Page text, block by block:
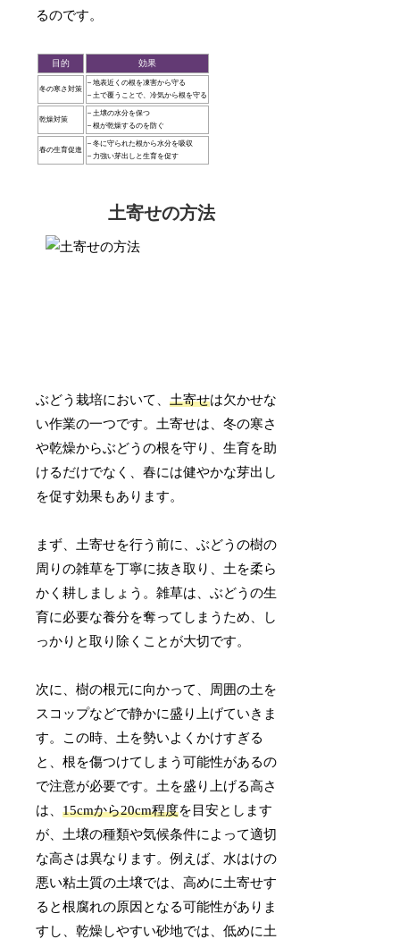
るのです。
目的 効果
冬の寒さ対策
– 地表近くの根を凍害から守る
– 土で覆うことで、冷気から根を守る
乾燥対策
– 土壌の水分を保つ
– 根が乾燥するのを防ぐ
春の生育促進
– 冬に守られた根から水分を吸収
– 力強い芽出しと生育を促す
土寄せの方法
ぶどう栽培において、土寄せは欠かせな
い作業の一つです。土寄せは、冬の寒さ
や乾燥からぶどうの根を守り、生育を助
けるだけでなく、春には健やかな芽出し
を促す効果もあります。
まず、土寄せを行う前に、ぶどうの樹の
周りの雑草を丁寧に抜き取り、土を柔ら
かく耕しましょう。雑草は、ぶどうの生
育に必要な養分を奪ってしまうため、し
っかりと取り除くことが大切です。
次に、樹の根元に向かって、周囲の土を
スコップなどで静かに盛り上げていきま
す。この時、土を勢いよくかけすぎる
と、根を傷つけてしまう可能性があるの
で注意が必要です。土を盛り上げる高さ
は、15cmから20cm程度を目安とします
が、土壌の種類や気候条件によって適切
な高さは異なります。例えば、水はけの
悪い粘土質の土壌では、高めに土寄せす
ると根腐れの原因となる可能性がありま
すし、乾燥しやすい砂地では、低めに土